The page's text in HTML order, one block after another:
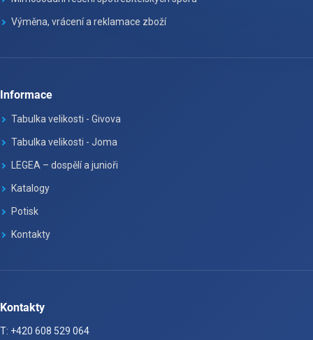
Výměna, vrácení a reklamace zboží
Informace
Tabulka velikosti - Givova
Tabulka velikosti - Joma
LEGEA – dospělí a junioři
Katalogy
Potisk
Kontakty
Kontakty
T: +420 608 529 064